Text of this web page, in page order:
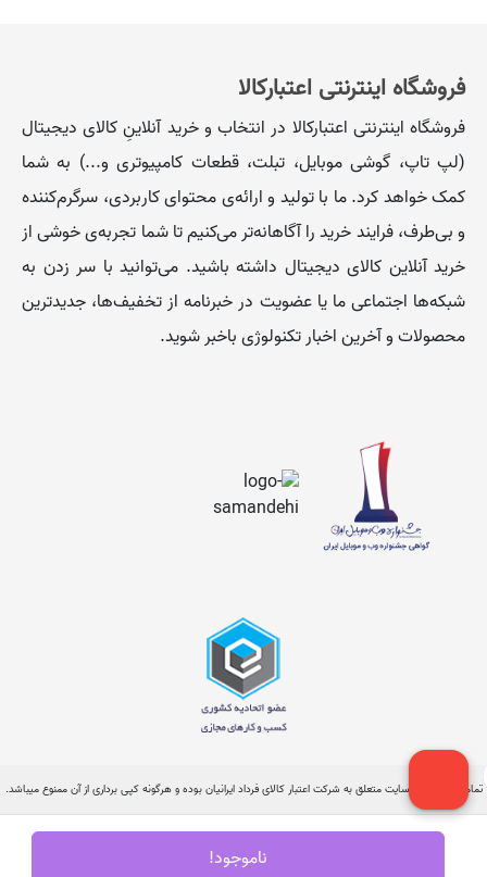
ناموجود!
فروشگاه اینترنتی اعتبارکالا
فروشگاه اینترنتی اعتبارکالا در انتخاب و خرید آنلاینِ کالای دیجیتال
(لپ تاپ، گوشی موبایل، تبلت، قطعات کامپیوتری و...) به شما
کمک خواهد کرد. ما با تولید و ارائه‌ی محتوای کاربردی، سرگرم‌کننده
و بی‌طرف، فرایند خرید را آگاهانه‌تر می‌کنیم تا شما تجربه‌ی خوشی از
خرید آنلاین کالای دیجیتال داشته باشید. می‌توانید با سر زدن به
شبکه‌ها اجتماعی ما یا عضویت در خبرنامه از تخفیف‌‌ها، جدیدترین
محصولات و آخرین اخبار تکنولوژی باخبر شوید.
تمامی حقوق این سایت متعلق به شرکت اعتبار کالای فرداد ایرانیان بوده و هرگونه کپی برداری از آن ممنوع میباشد.